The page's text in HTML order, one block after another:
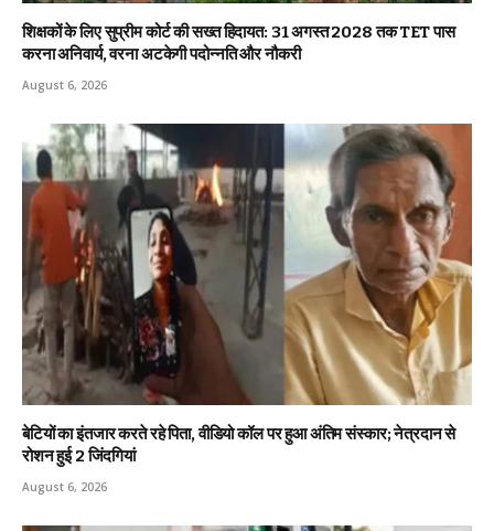
शिक्षकों के लिए सुप्रीम कोर्ट की सख्त हिदायत: 31 अगस्त 2028 तक TET पास
करना अनिवार्य, वरना अटकेगी पदोन्नति और नौकरी
August 6, 2026
बेटियों का इंतजार करते रहे पिता, वीडियो कॉल पर हुआ अंतिम संस्कार; नेत्रदान से
रोशन हुई 2 जिंदगियां
August 6, 2026